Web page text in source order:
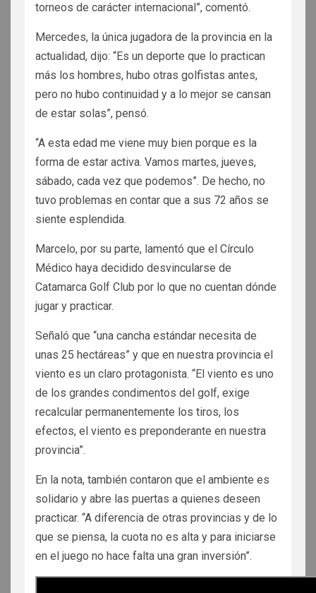
torneos de carácter internacional”, comentó.
Mercedes, la única jugadora de la provincia en la
actualidad, dijo: “Es un deporte que lo practican
más los hombres, hubo otras golfistas antes,
pero no hubo continuidad y a lo mejor se cansan
de estar solas”, pensó.
“A esta edad me viene muy bien porque es la
forma de estar activa. Vamos martes, jueves,
sábado, cada vez que podemos”. De hecho, no
tuvo problemas en contar que a sus 72 años se
siente esplendida.
Marcelo, por su parte, lamentó que el Círculo
Médico haya decidido desvincularse de
Catamarca Golf Club por lo que no cuentan dónde
jugar y practicar.
Señaló que “una cancha estándar necesita de
unas 25 hectáreas” y que en nuestra provincia el
viento es un claro protagonista. “El viento es uno
de los grandes condimentos del golf, exige
recalcular permanentemente los tiros, los
efectos, el viento es preponderante en nuestra
provincia”.
En la nota, también contaron que el ambiente es
solidario y abre las puertas a quienes deseen
practicar. “A diferencia de otras provincias y de lo
que se piensa, la cuota no es alta y para iniciarse
en el juego no hace falta una gran inversión”.